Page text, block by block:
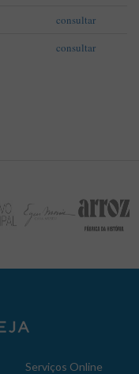
consultar
consultar
Serviços Online